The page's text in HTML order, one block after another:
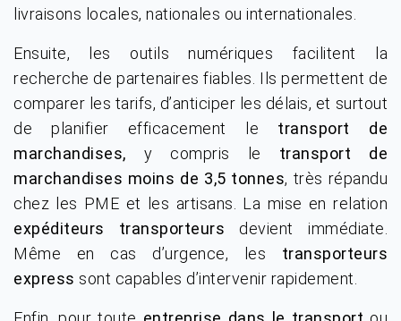
livraisons locales, nationales ou internationales.
Ensuite, les outils numériques facilitent la
recherche de partenaires fiables. Ils permettent de
comparer les tarifs, d’anticiper les délais, et surtout
de planifier efficacement le transport de
marchandises, y compris le transport de
marchandises moins de 3,5 tonnes, très répandu
chez les PME et les artisans. La mise en relation
expéditeurs transporteurs devient immédiate.
Même en cas d’urgence, les transporteurs
express sont capables d’intervenir rapidement.